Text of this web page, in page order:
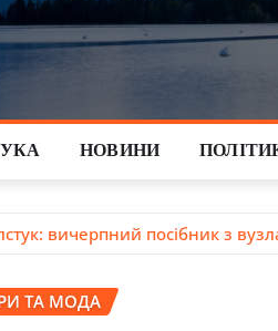
НОВИНИ
вичерпний посібник з
ТА МОДА